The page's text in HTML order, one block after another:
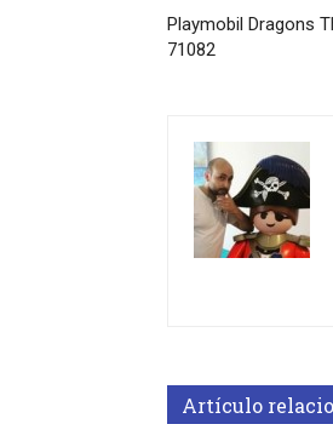
Playmobil Dragons
71082
Artículo